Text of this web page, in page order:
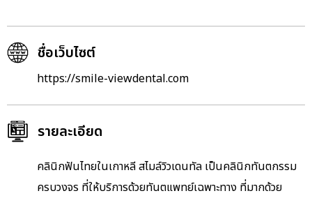
ชื่อเว็บไซต์
https://smile-viewdental.com
รายละเอียด
คลินิกฟันไทยในเกาหลี สไมล์วิวเดนทัล เป็นคลินิกทันตกรรม
ครบวงจร ที่ให้บริการด้วยทันตแพทย์เฉพาะทาง ที่มากด้วย